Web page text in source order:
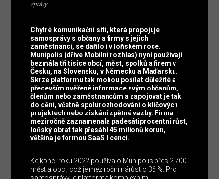
zprávy
Chytré komunikační síti, která propojuje
samosprávy s občany a firmy s jejich
zaměstnanci, se dařilo i v loňském roce.
Munipolis (dříve Mobilní rozhlas) nyní používají
bezmála tři tisíce obcí, měst, spolků a firem v
Česku, na Slovensku, v Německu a Maďarsku.
Skrze platformu tak mohou posílat důležité a
především ověřené informace svým občanům,
členům nebo zaměstnancům a zapojovat je tak
do dění, včetně spolurozhodování o klíčových
projektech nebo získání zpětné vazby. Firma
meziročně zaznamenala padesátiprocentní růst,
loňský obrat tak přesáhl 45 milionů korun,
většina je formou SaaS licencí.
Ke konci roku 2022 používalo Munipolis přes 2 700
měst a obcí, což je meziroční nárůst o 36 %. Pro
samosprávy je platforma komplexním